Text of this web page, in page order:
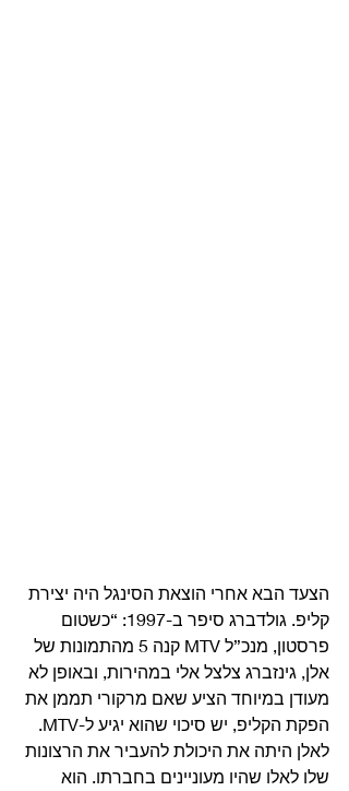
הצעד הבא אחרי הוצאת הסינגל היה יצירת
קליפ. גולדברג סיפר ב-1997: “כשטום
פרסטון, מנכ”ל MTV קנה 5 מהתמונות של
אלן, גינזברג צלצל אלי במהירות, ובאופן לא
מעודן במיוחד הציע שאם מרקורי תממן את
הפקת הקליפ, יש סיכוי שהוא יגיע ל-MTV.
לאלן היתה את היכולת להעביר את הרצונות
שלו לאלו שהיו מעוניינים בחברתו. הוא